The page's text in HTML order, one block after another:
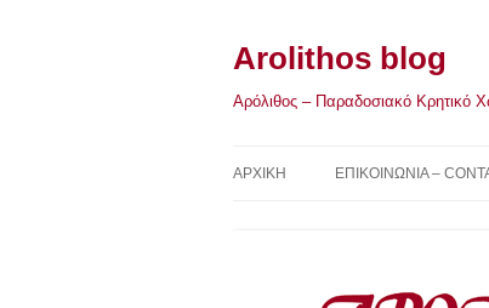
Arolithos blog
Αρόλιθος – Παραδοσιακό Κρητικό
ΑΡΧΙΚΉ ΕΠΙΚΟΙΝΩΝΙΑ –